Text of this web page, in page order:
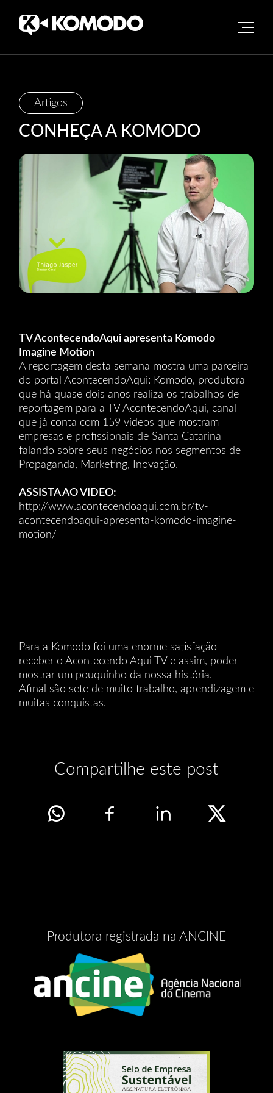
content
Artigos
CONHEÇA A KOMODO
TV AcontecendoAqui apresenta Komodo
Imagine Motion
A reportagem desta semana mostra uma parceira
do portal AcontecendoAqui: Komodo, produtora
que há quase dois anos realiza os trabalhos de
reportagem para a TV AcontecendoAqui, canal
que já conta com 159 vídeos que mostram
empresas e profissionais de Santa Catarina
falando sobre seus negócios nos segmentos de
Propaganda, Marketing, Inovação.
ASSISTA AO VIDEO:
http://www.acontecendoaqui.com.br/tv-
acontecendoaqui-apresenta-komodo-imagine-
motion/
Para a Komodo foi uma enorme satisfação
receber o Acontecendo Aqui TV e assim, poder
mostrar um pouquinho da nossa história.
Afinal são sete de muito trabalho, aprendizagem e
muitas conquistas.
Compartilhe este post
Produtora registrada na ANCINE